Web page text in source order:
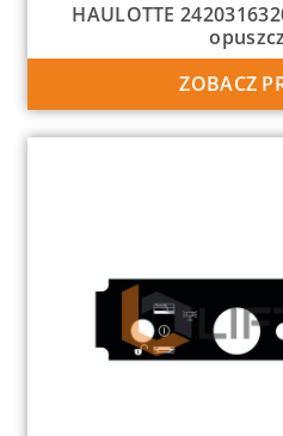
HAULOTTE
ZOBACZ